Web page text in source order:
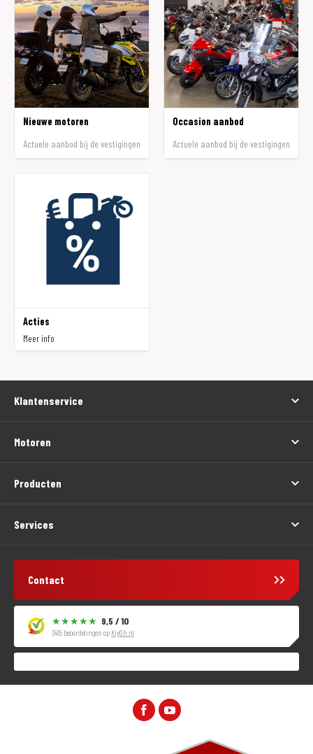
Nieuwe motoren
Actuele aanbod bij de vestigingen
Occasion aanbod
Actuele aanbod bij de vestigingen
Acties
Meer info
Klantenservice
Motoren
Producten
Services
Contact
9,5 / 10
3415 beoordelingen op KiyOh.nl